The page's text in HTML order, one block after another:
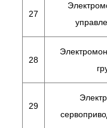
27
28
29